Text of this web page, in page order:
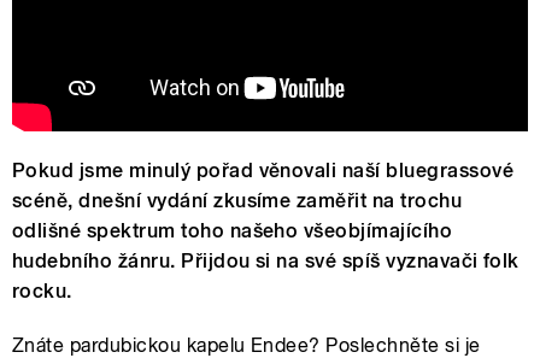
Pokud jsme minulý pořad věnovali naší bluegrassové
scéně, dnešní vydání zkusíme zaměřit na trochu
odlišné spektrum toho našeho všeobjímajícího
hudebního žánru. Přijdou si na své spíš vyznavači folk
rocku.
Znáte pardubickou kapelu Endee? Poslechněte si je